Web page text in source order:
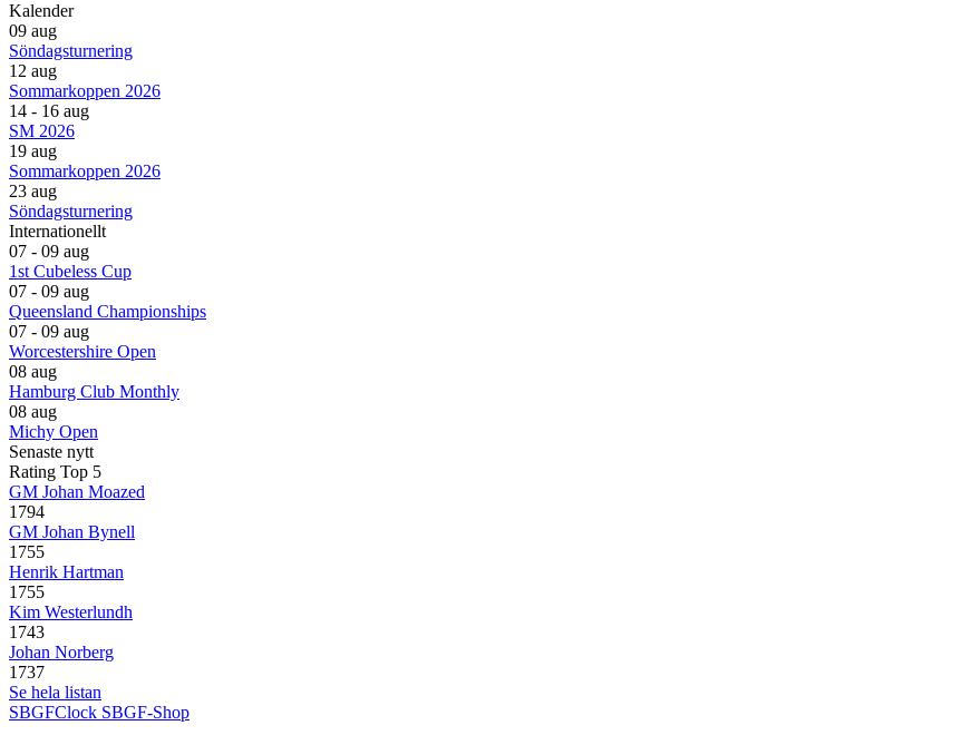
Kalender
09 aug
Söndagsturnering
12 aug
Sommarkoppen 2026
14 - 16 aug
SM 2026
19 aug
Sommarkoppen 2026
23 aug
Söndagsturnering
Internationellt
07 - 09 aug
1st Cubeless Cup
07 - 09 aug
Queensland Championships
07 - 09 aug
Worcestershire Open
08 aug
Hamburg Club Monthly
08 aug
Michy Open
Senaste nytt
Rating Top 5
GM Johan Moazed
1794
GM Johan Bynell
1755
Henrik Hartman
1755
Kim Westerlundh
1743
Johan Norberg
1737
Se hela listan
SBGFClock SBGF-Shop